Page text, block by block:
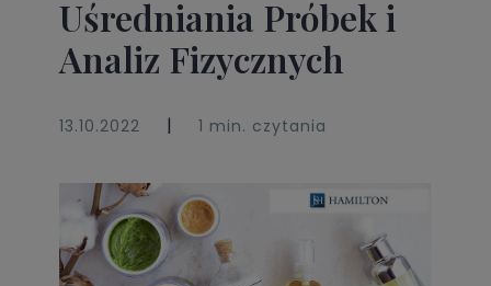
Uśredniania Próbek i
Analiz Fizycznych
13.10.2022 | 1 min. czytania